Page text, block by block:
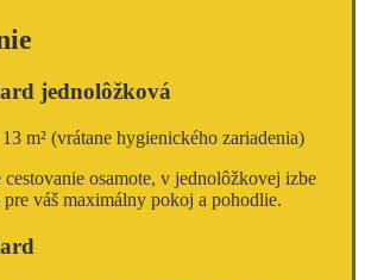
jednolôžková
m² (vrátane hygienického zariadenia)
osamote, v jednolôžkovej izbe
pre váš maximálny pokoj a pohodlie.